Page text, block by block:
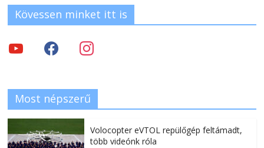
Kövessen minket itt is
Most népszerű
Volocopter eVTOL repülőgép feltámadt,
több videónk róla